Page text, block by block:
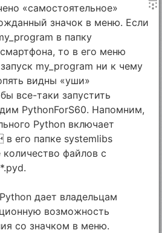
«самостоятельное»
значок в меню. Если
в папку
то в его меню
my_program ни к чему
видны «уши»
все-таки запустить
PythonForS60. Напомним,
Python включает
его папке systemlibs
файлов с
дает владельцам
возможность
со значком в меню.